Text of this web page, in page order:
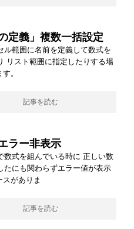
定義」複数一括設定
ル範囲に名前を定義して数式を
リスト範囲に指定したりする場
。
記事を読む
ラー非表示
数式を組んでいる時に 正しい数
たにも関わらずエラー値が表示
スがありま
記事を読む